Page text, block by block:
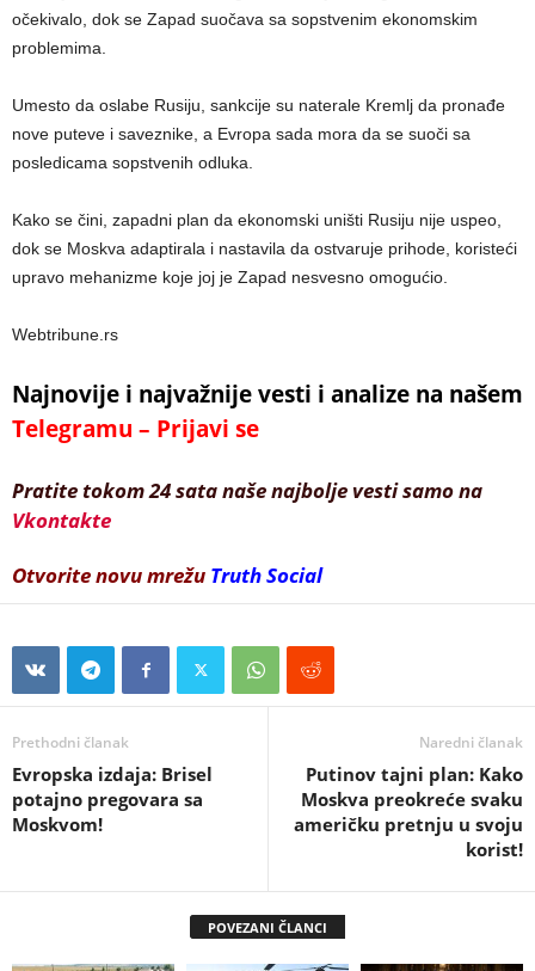
očekivalo, dok se Zapad suočava sa sopstvenim ekonomskim
problemima.
Umesto da oslabe Rusiju, sankcije su naterale Kremlj da pronađe
nove puteve i saveznike, a Evropa sada mora da se suoči sa
posledicama sopstvenih odluka.
Kako se čini, zapadni plan da ekonomski uništi Rusiju nije uspeo,
dok se Moskva adaptirala i nastavila da ostvaruje prihode, koristeći
upravo mehanizme koje joj je Zapad nesvesno omogućio.
Webtribune.rs
Najnovije i najvažnije vesti i analize na našem
Telegramu – Prijavi se
Pratite tokom 24 sata naše najbolje vesti samo na
Vkontakte
Otvorite novu mrežu Truth Social
Prethodni članak
Evropska izdaja: Brisel
potajno pregovara sa
Moskvom!
Naredni članak
Putinov tajni plan: Kako
Moskva preokreće svaku
američku pretnju u svoju
korist!
POVEZANI ČLANCI